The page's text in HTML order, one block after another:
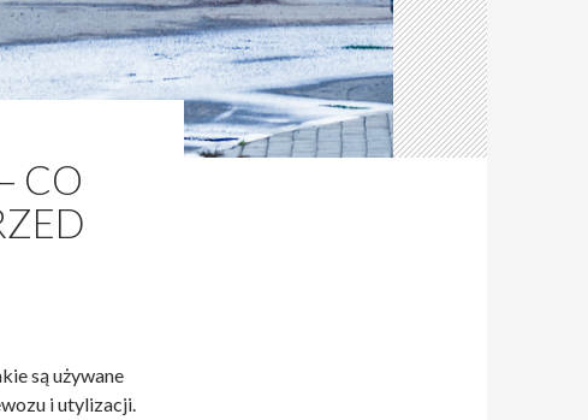
CO
są używane
i utylizacji.